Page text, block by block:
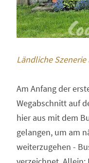
Ländliche
Am Anfang der
Wegabschnitt auf
hier aus mit dem
gelangen, um am
weiterzugehen -